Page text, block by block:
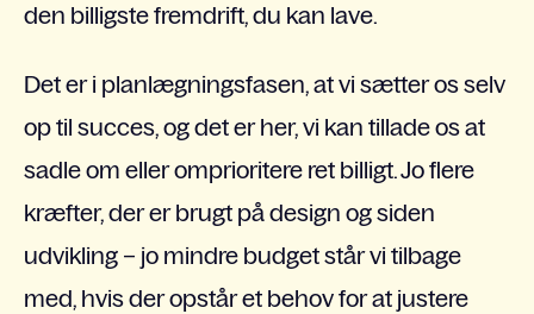
den billigste fremdrift, du kan lave.
Det er i planlægningsfasen, at vi sætter os selv
op til succes, og det er her, vi kan tillade os at
sadle om eller omprioritere ret billigt. Jo flere
kræfter, der er brugt på design og siden
udvikling – jo mindre budget står vi tilbage
med, hvis der opstår et behov for at justere